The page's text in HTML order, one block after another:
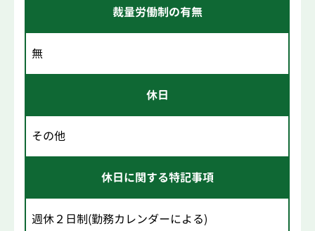
裁量労働制の有無
無
休日
その他
休日に関する特記事項
週休２日制(勤務カレンダーによる)